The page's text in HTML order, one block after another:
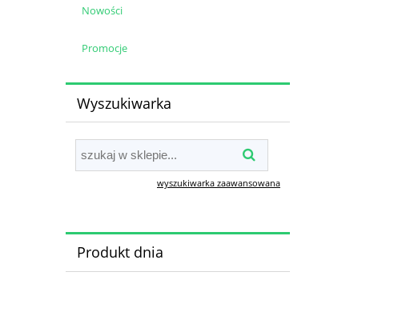
Nowości
Promocje
Wyszukiwarka
wyszukiwarka zaawansowana
Produkt dnia